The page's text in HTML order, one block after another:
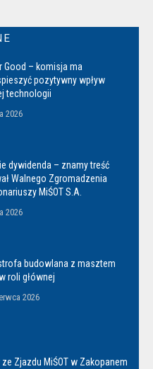
Good – komisja ma
pozytywny wpływ
technologii
2026
dywidenda – znamy treść
Walnego Zgromadzenia
MiŚOT S.A.
2026
budowlana z masztem
roli głównej
2026
ze Zjazdu MiŚOT w Zakopanem